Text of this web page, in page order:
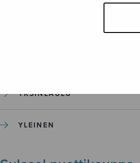
SOITINKOULUT JA OPPAAT
YKSINLAULU
YLEINEN